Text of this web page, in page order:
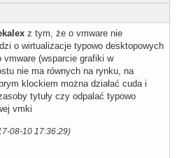
z tym, że o vmware nie
o wirtualizacje typowo desktopowych
(wsparcie grafiki w
nie ma równych na rynku, na
klockiem można działać cuda i
tytuły czy odpalać typowo
vmki
08-10 17:36:29)